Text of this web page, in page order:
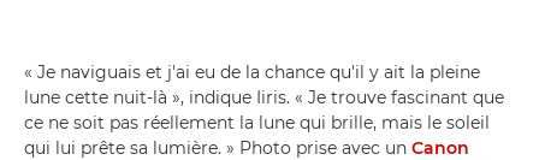
« Je naviguais et j'ai eu de la chance qu'il y ait la pleine
lune cette nuit-là », indique Iiris. « Je trouve fascinant que
ce ne soit pas réellement la lune qui brille, mais le soleil
qui lui prête sa lumière. » Photo prise avec un Canon